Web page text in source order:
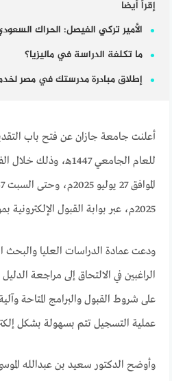
إقرأ أيضا
الأمير تركي الفيصل: الحراك
ما تكلفة الدراسة في ماليزيا؟
إطلاق مبادرة مدرستك في مصر
أعلنت جامعة جازان عن فتح باب
2025م، عبر بوابة القبول الإلكترونية بموقع الجامعة.
ودعت عمادة الدراسات العليا
الراغبين في الالتحاق إلى مراجعة
على شروط القبول والبرامج المتاحة
عملية التسجيل تتم بسهولة بشكل
وأوضح الدكتور سعيد بن عبدالله